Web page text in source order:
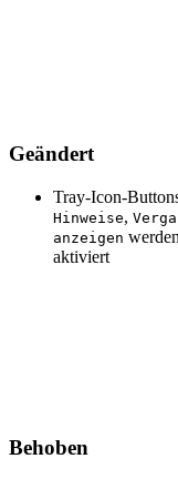
Geändert
Tray-Icon-
Hinweise,
anzeigen
aktiviert
Behoben